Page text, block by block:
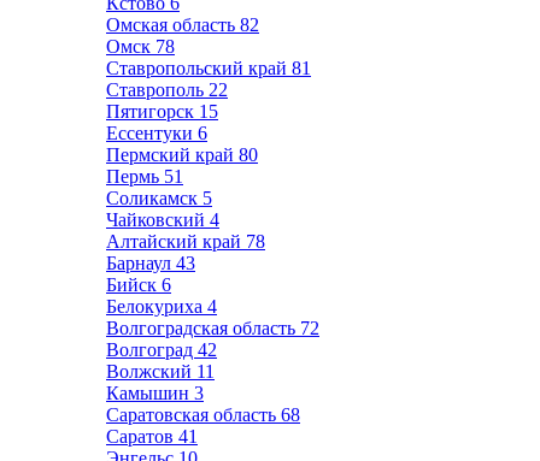
Омская область 82
Омск 78
Ставропольский край 81
Ставрополь 22
Пятигорск 15
Ессентуки 6
Пермский край 80
Пермь 51
Соликамск 5
Чайковский 4
Алтайский край 78
Барнаул 43
Бийск 6
Белокуриха 4
Волгоградская область 72
Волгоград 42
Волжский 11
Камышин 3
Саратовская область 68
Саратов 41